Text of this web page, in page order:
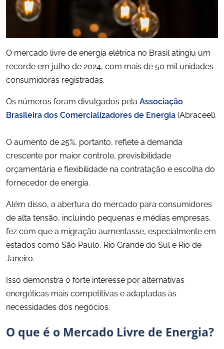
O mercado livre de energia elétrica no Brasil atingiu um
recorde em julho de 2024, com mais de 50 mil unidades
consumidoras registradas.
Os números foram divulgados pela Associação
Brasileira dos Comercializadores de Energia (Abraceel).
O aumento de 25%, portanto, reflete a demanda
crescente por maior controle, previsibilidade
orçamentária e flexibilidade na contratação e escolha do
fornecedor de energia.
Além disso, a abertura do mercado para consumidores
de alta tensão, incluindo pequenas e médias empresas,
fez com que a migração aumentasse, especialmente em
estados como São Paulo, Rio Grande do Sul e Rio de
Janeiro.
Isso demonstra o forte interesse por alternativas
energéticas mais competitivas e adaptadas às
necessidades dos negócios.
O que é o Mercado Livre de Energia?